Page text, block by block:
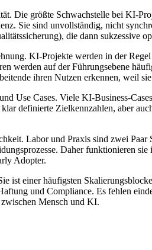
Die größte Schwachstelle bei KI-
Sie sind unvollständig, nicht
die dann sukzessive
KI-Projekte werden in der
werden auf der Führungsebene
ihren Nutzen erkennen, weil
Use Cases. Viele KI-Business-
definierte Zielkennzahlen, aber
Labor und Praxis sind zwei
Daher funktionieren
Adopter.
ist einer häufigsten
und Compliance. Es fehlen
Mensch und KI.